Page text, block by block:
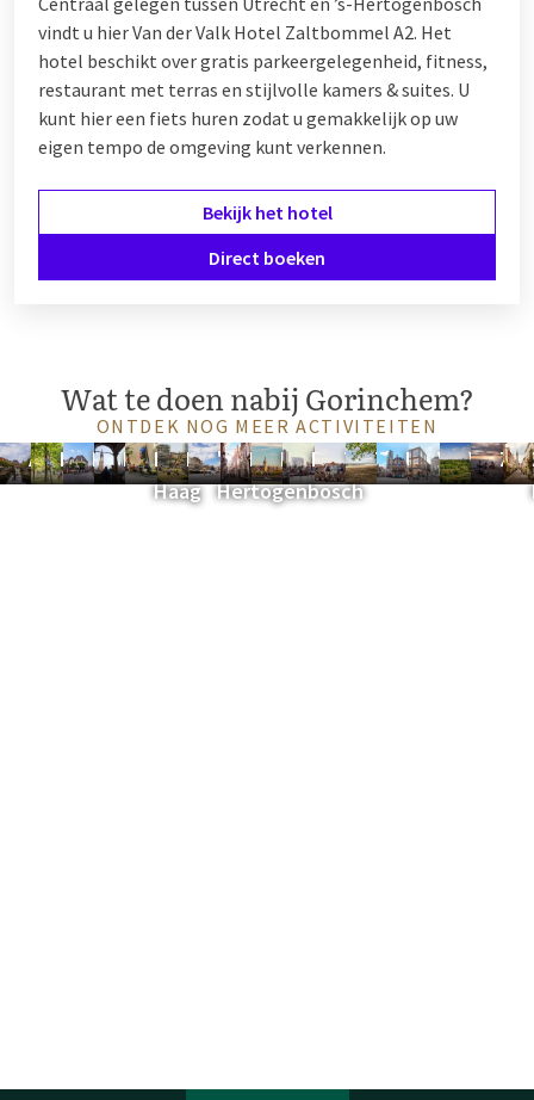
vindt u hier Van der Valk Hotel Zaltbommel A2. Het
hotel beschikt over gratis parkeergelegenheid, fitness,
restaurant met terras en stijlvolle kamers & suites. U
kunt hier een fiets huren zodat u gemakkelijk op uw
eigen tempo de omgeving kunt verkennen.
Bekijk het hotel
Direct boeken
Wat te doen nabij Gorinchem?
ONTDEK NOG MEER ACTIVITEITEN
Amersfoort
Brabant
BredaDelftDen
Haag
Eindhoven
's-
Hertogenbosch
LeidenNijmegen
Rotterdam
TielTilburgUtrecht